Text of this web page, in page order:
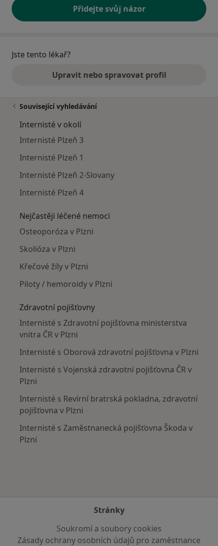
Přidejte svůj názor
Jste tento lékař?
Upravit nebo spravovat profil
Související vyhledávání
Internisté v okolí
Internisté Plzeň 3
Internisté Plzeň 1
Internisté Plzeň 2-Slovany
Internisté Plzeň 4
Nejčastěji léčené nemoci
Osteoporóza v Plzni
Skolióza v Plzni
Křečové žíly v Plzni
Piloty / hemoroidy v Plzni
Zdravotní pojišťovny
Internisté s Zdravotní pojišťovna ministerstva
vnitra ČR v Plzni
Internisté s Oborová zdravotní pojišťovna v Plzni
Internisté s Vojenská zdravotní pojišťovna ČR v
Plzni
Internisté s Revírní bratrská pokladna, zdravotní
pojišťovna v Plzni
Internisté s Zaměstnanecká pojišťovna Škoda v
Plzni
Stránky
Soukromí a soubory cookies
Zásady ochrany osobních údajů pro zaměstnance